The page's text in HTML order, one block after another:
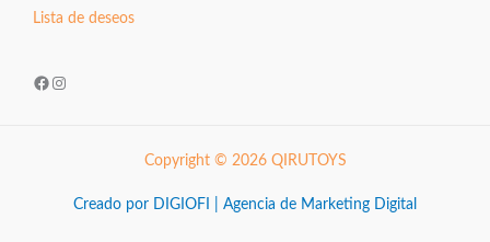
Lista de deseos
Facebook
Instagram
Copyright © 2026 QIRUTOYS
Creado por DIGIOFI | Agencia de Marketing Digital